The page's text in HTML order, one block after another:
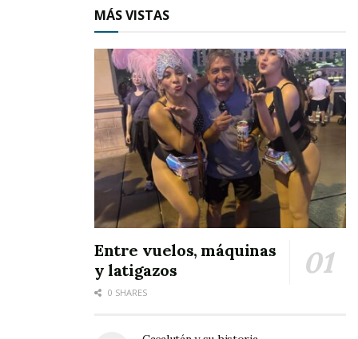
MÁS VISTAS
Entre vuelos, máquinas
y latigazos
0 SHARES